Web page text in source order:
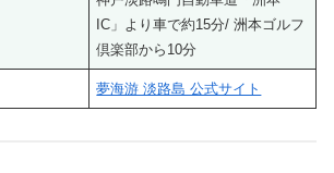
IC」より車で約15分/ 洲本ゴルフ
倶楽部から10分
夢海游 淡路島 公式サイト